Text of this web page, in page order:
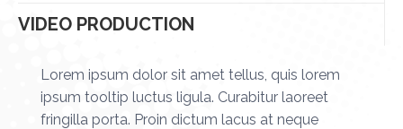
VIDEO PRODUCTION
Lorem ipsum dolor sit amet tellus, quis lorem
ipsum tooltip luctus ligula. Curabitur laoreet
fringilla porta. Proin dictum lacus at neque